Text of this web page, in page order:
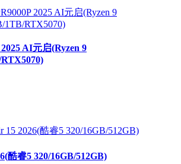
AI元启(Ryzen 9
酷睿5 320/16GB/512GB)